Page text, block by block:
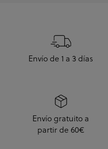
Envío de 1 a 3 días
Envío gratuito a
partir de 60€